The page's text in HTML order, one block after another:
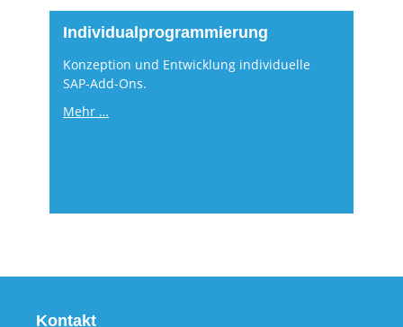
Individualprogrammierung
Konzeption und Entwicklung individuelle
SAP-Add-Ons.
Mehr …
Kontakt